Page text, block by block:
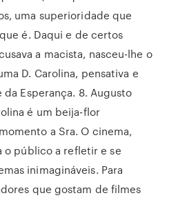
uma superioridade que
é. Daqui e de certos
a macista, nasceu-lhe o
D. Carolina, pensativa e
Esperança. 8. Augusto
é um beija-flor
a Sra. O cinema,
o público a refletir e se
inimagináveis. Para
que gostam de filmes